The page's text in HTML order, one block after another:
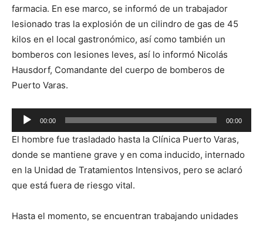
farmacia. En ese marco, se informó de un trabajador
lesionado tras la explosión de un cilindro de gas de 45
kilos en el local gastronómico, así como también un
bomberos con lesiones leves, así lo informó Nicolás
Hausdorf, Comandante del cuerpo de bomberos de
Puerto Varas.
Reproductor
de
audio
00:00 00:00
El hombre fue trasladado hasta la Clínica Puerto Varas,
donde se mantiene grave y en coma inducido, internado
en la Unidad de Tratamientos Intensivos, pero se aclaró
que está fuera de riesgo vital.
Hasta el momento, se encuentran trabajando unidades